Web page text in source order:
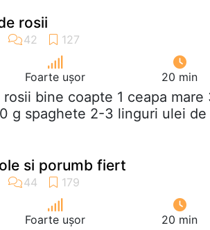
rosii
Foarte ușor 20 min
bine coapte 1 ceapa mare
g spaghete 2-3 linguri ulei de
si porumb fiert
Foarte ușor 20 min